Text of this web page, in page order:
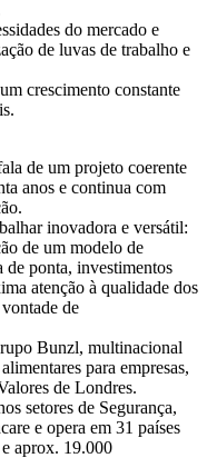
do mercado e
de luvas de trabalho e
crescimento constante
de um projeto coerente
anos e continua com
inovadora e versátil:
de um modelo de
ponta, investimentos
atenção à qualidade dos
de
Bunzl, multinacional
para empresas,
de Londres.
setores de Segurança,
e opera em 31 países
aprox. 19.000